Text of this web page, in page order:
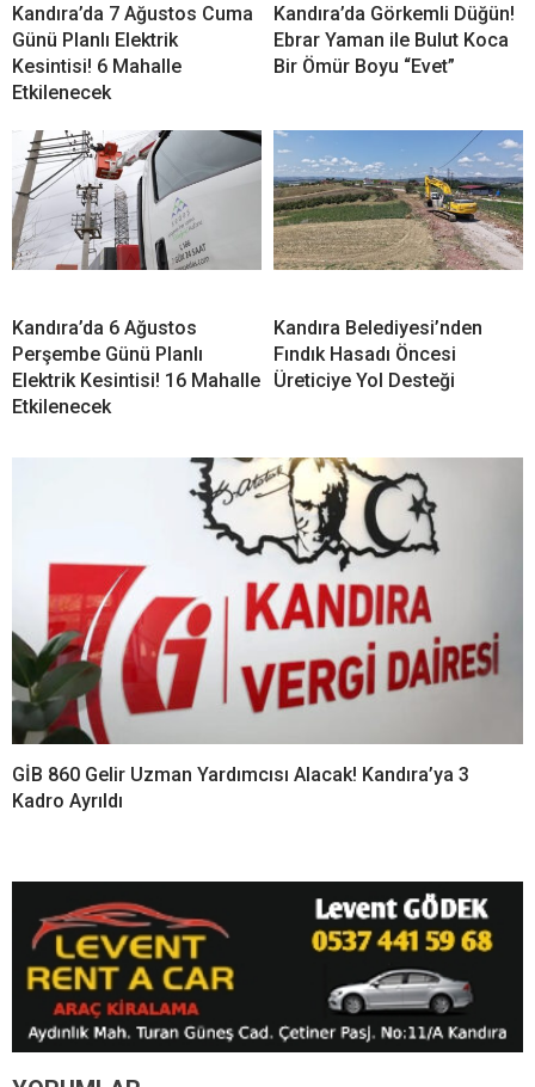
Kandıra’da 7 Ağustos Cuma
Günü Planlı Elektrik
Kesintisi! 6 Mahalle
Etkilenecek
Kandıra’da Görkemli Düğün!
Ebrar Yaman ile Bulut Koca
Bir Ömür Boyu “Evet”
Kandıra’da 6 Ağustos
Perşembe Günü Planlı
Elektrik Kesintisi! 16 Mahalle
Etkilenecek
Kandıra Belediyesi’nden
Fındık Hasadı Öncesi
Üreticiye Yol Desteği
GİB 860 Gelir Uzman Yardımcısı Alacak! Kandıra’ya 3
Kadro Ayrıldı